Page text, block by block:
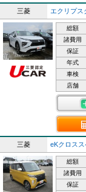
三菱 エクリプス
総額
諸費用
保証
年式
車検
店舗
三菱 eKクロス
総額
諸費用
保証